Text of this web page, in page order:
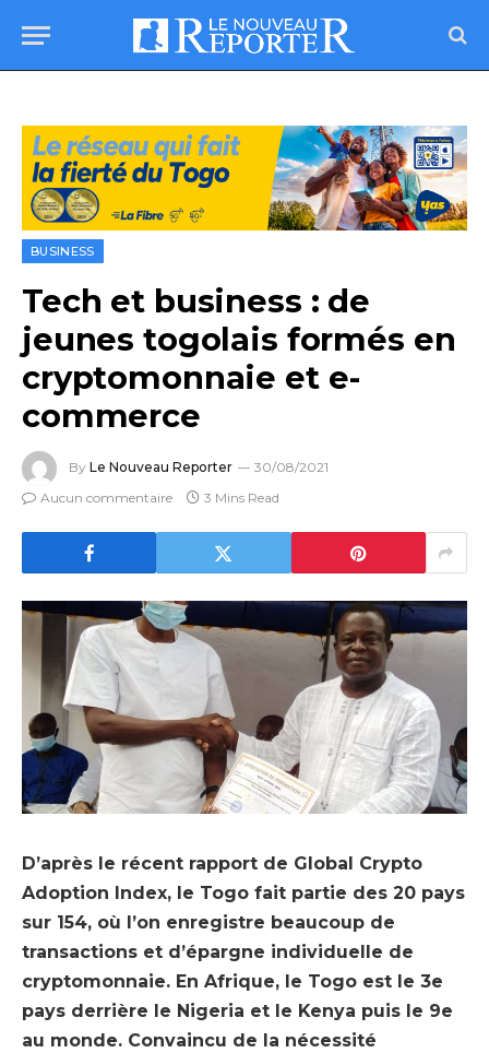
BUSINESS
Tech et business : de
jeunes togolais formés en
cryptomonnaie et e-
commerce
By Le Nouveau Reporter
30/08/2021
Aucun commentaire
3 Mins Read
D’après le récent rapport de Global Crypto
Adoption Index, le Togo fait partie des 20 pays
sur 154, où l’on enregistre beaucoup de
transactions et d’épargne individuelle de
cryptomonnaie. En Afrique, le Togo est le 3e
pays derrière le Nigeria et le Kenya puis le 9e
au monde. Convaincu de la nécessité